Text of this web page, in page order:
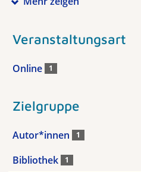
Veranstaltungsart
Online 1
Zielgruppe
Autor*innen 1
Bibliothek 1